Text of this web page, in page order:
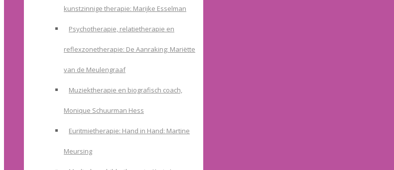
kunstzinnige therapie: Marijke Esselman
Psychotherapie, relatietherapie en
reflexzonetherapie: De Aanraking: Mariëtte
van de Meulengraaf
Muziektherapie en biografisch coach,
Monique Schuurman Hess
Euritmietherapie: Hand in Hand: Martine
Meursing